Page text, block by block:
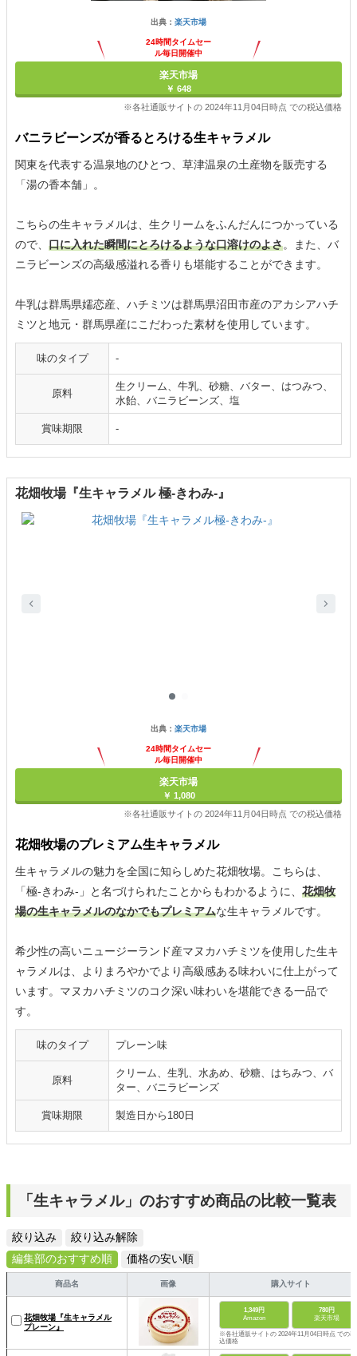
出典： 楽天市場
24時間タイムセー
ル毎日開催中
楽天市場
￥ 648
※各社通販サイトの 2024年11月04日時点 での税込価格
バニラビーンズが香るとろける生キャラメル
関東を代表する温泉地のひとつ、草津温泉の土産物を販売する
「湯の香本舗」。
こちらの生キャラメルは、生クリームをふんだんにつかっている
ので、 口に入れた瞬間にとろけるような口溶けのよさ。また、バ
ニラビーンズの高級感溢れる香りも堪能することができます。
牛乳は群馬県嬬恋産、ハチミツは群馬県沼田市産のアカシアハチ
ミツと地元・群馬県産にこだわった素材を使用しています。
味のタイプ -
原料
生クリーム、牛乳、砂糖、バター、はつみつ、
水飴、バニラビーンズ、塩
賞味期限 -
花畑牧場『生キャラメル 極-きわみ-』
出典： 楽天市場
24時間タイムセー
ル毎日開催中
楽天市場
￥ 1,080
※各社通販サイトの 2024年11月04日時点 での税込価格
花畑牧場のプレミアム生キャラメル
生キャラメルの魅力を全国に知らしめた花畑牧場。こちらは、
「極-きわみ-」と名づけられたことからもわかるように、 花畑牧
場の生キャラメルのなかでもプレミアムな生キャラメルです。
希少性の高いニュージーランド産マヌカハチミツを使用した生キ
ャラメルは、よりまろやかでより高級感ある味わいに仕上がって
います。マヌカハチミツのコク深い味わいを堪能できる一品で
す。
味のタイプ プレーン味
原料
クリーム、生乳、水あめ、砂糖、はちみつ、バ
ター、バニラビーンズ
賞味期限 製造日から180日
「生キャラメル」のおすすめ商品の比較一覧表
絞り込み
絞り込み解除
編集部のおすすめ順
価格の安い順
商品名 画像 購入サイト
花畑牧場『生キャラメル
プレーン』
1,349円
Amazon
780円
楽天市場
※各社通販サイトの 2024年11月04日時点 での税
込価格